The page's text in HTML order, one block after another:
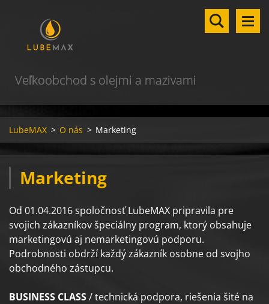
Veľkoobchod s olejmi a mazivami
LubeMAX > O nás > Marketing
Marketing
Od 01.04.2016 spoločnosť LubeMAX pripravila pre
svojich zákazníkov špeciálny program, ktorý obsahuje
marketingovú aj nemarketingovú podporu.
Podrobnosti obdrží každý zákazník osobne od svojho
obchodného zástupcu.
BUSINESS CLASS/ technická podpora, riešenia šité na